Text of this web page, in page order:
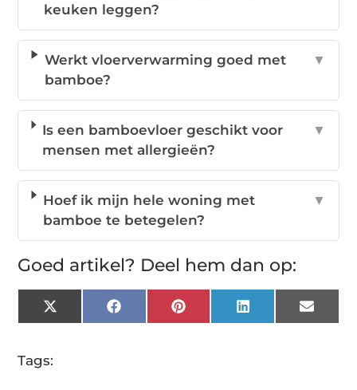
keuken leggen?
Werkt vloerverwarming goed met
bamboe?
▼
Is een bamboevloer geschikt voor
mensen met allergieën?
▼
Hoef ik mijn hele woning met
bamboe te betegelen?
▼
Goed artikel? Deel hem dan op:
X
(Twitter)
FacebookPinterestLinkedInEmail
Tags: